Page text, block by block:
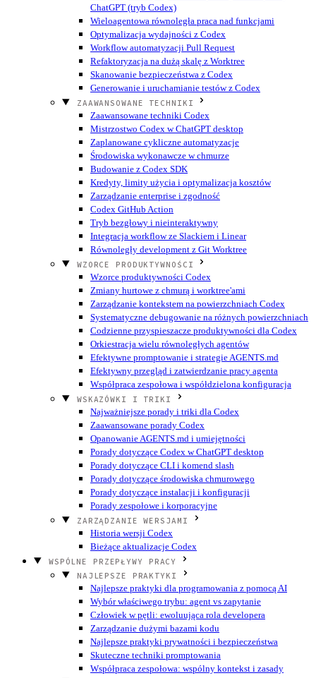
ChatGPT (tryb Codex)
Wieloagentowa równoległa praca nad funkcjami
Optymalizacja wydajności z Codex
Workflow automatyzacji Pull Request
Refaktoryzacja na dużą skalę z Worktree
Skanowanie bezpieczeństwa z Codex
Generowanie i uruchamianie testów z Codex
ZAAWANSOWANE TECHNIKI
Zaawansowane techniki Codex
Mistrzostwo Codex w ChatGPT desktop
Zaplanowane cykliczne automatyzacje
Środowiska wykonawcze w chmurze
Budowanie z Codex SDK
Kredyty, limity użycia i optymalizacja kosztów
Zarządzanie enterprise i zgodność
Codex GitHub Action
Tryb bezgłowy i nieinteraktywny
Integracja workflow ze Slackiem i Linear
Równoległy development z Git Worktree
WZORCE PRODUKTYWNOŚCI
Wzorce produktywności Codex
Zmiany hurtowe z chmurą i worktree'ami
Zarządzanie kontekstem na powierzchniach Codex
Systematyczne debugowanie na różnych powierzchniach
Codzienne przyspieszacze produktywności dla Codex
Orkiestracja wielu równoległych agentów
Efektywne promptowanie i strategie AGENTS.md
Efektywny przegląd i zatwierdzanie pracy agenta
Współpraca zespołowa i współdzielona konfiguracja
WSKAZÓWKI I TRIKI
Najważniejsze porady i triki dla Codex
Zaawansowane porady Codex
Opanowanie AGENTS.md i umiejętności
Porady dotyczące Codex w ChatGPT desktop
Porady dotyczące CLI i komend slash
Porady dotyczące środowiska chmurowego
Porady dotyczące instalacji i konfiguracji
Porady zespołowe i korporacyjne
ZARZĄDZANIE WERSJAMI
Historia wersji Codex
Bieżące aktualizacje Codex
WSPÓLNE PRZEPŁYWY PRACY
NAJLEPSZE PRAKTYKI
Najlepsze praktyki dla programowania z pomocą AI
Wybór właściwego trybu: agent vs zapytanie
Człowiek w pętli: ewoluująca rola developera
Zarządzanie dużymi bazami kodu
Najlepsze praktyki prywatności i bezpieczeństwa
Skuteczne techniki promptowania
Współpraca zespołowa: wspólny kontekst i zasady